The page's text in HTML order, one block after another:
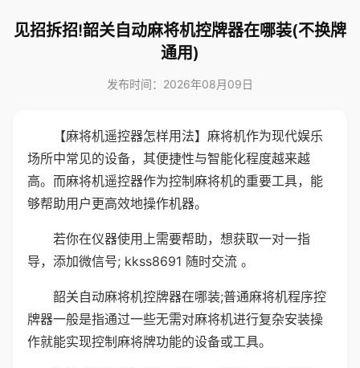
见招拆招!韶关自动麻将机控牌器在哪装(不换牌
通用)
发布时间：2026年08月09日
【麻将机遥控器怎样用法】麻将机作为现代娱乐
场所中常见的设备，其便捷性与智能化程度越来越
高。而麻将机遥控器作为控制麻将机的重要工具，能
够帮助用户更高效地操作机器。
若你在仪器使用上需要帮助，想获取一对一指
导，添加微信号; kkss8691 随时交流 。
韶关自动麻将机控牌器在哪装;普通麻将机程序控
牌器一般是指通过一些无需对麻将机进行复杂安装操
作就能实现控制麻将牌功能的设备或工具。